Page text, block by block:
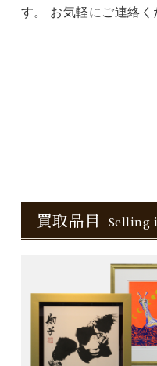
す。 お気軽にご連絡く
買取品目 Selling